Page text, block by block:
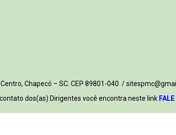
Centro, Chapecó – SC. CEP 89801-040 /
dos(as) Dirigentes você encontra neste link